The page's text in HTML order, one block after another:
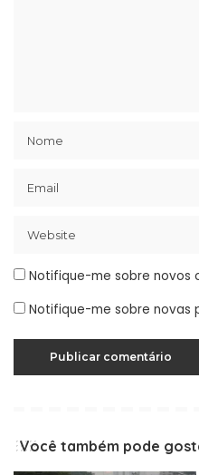
Notifique-me sobre novos
Notifique-me sobre novas
Você também pode